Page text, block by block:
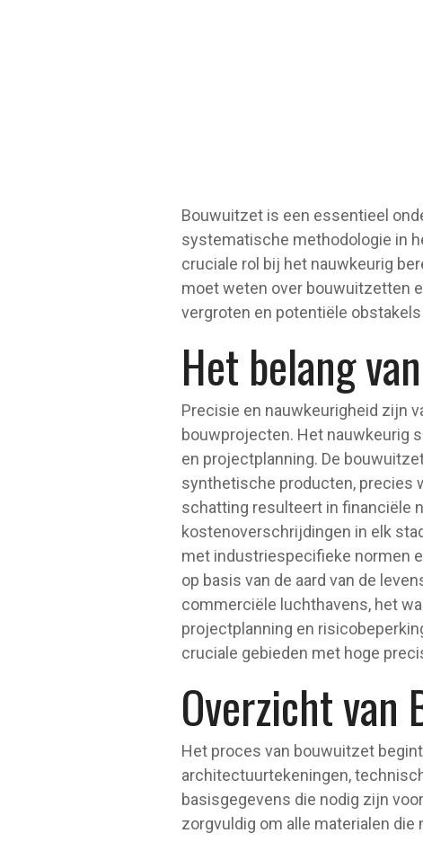
Bouwuitzet is een essentieel
systematische methodologie in
cruciale rol bij het nauwkeurig
moet weten over bouwuitzetten
vergroten en potentiële
Het belang
Precisie en nauwkeurigheid zijn
bouwprojecten. Het nauwkeurig
en projectplanning. De
synthetische producten, precies
schatting resulteert in financiële
kostenoverschrijdingen in elk
met industriespecifieke normen
op basis van de aard van de
commerciële luchthavens, het
projectplanning en
cruciale gebieden met hoge
Overzicht van
Het proces van bouwuitzet
architectuurtekeningen,
basisgegevens die nodig zijn
zorgvuldig om alle materialen